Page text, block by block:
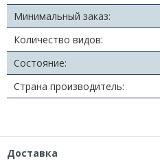
Минимальный заказ:
Количество видов:
Состояние:
Страна производитель:
Доставка